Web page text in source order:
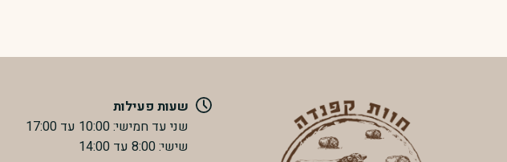
שעות פעילות
שני עד חמישי: 10:00 עד 17:00
שישי: 8:00 עד 14:00